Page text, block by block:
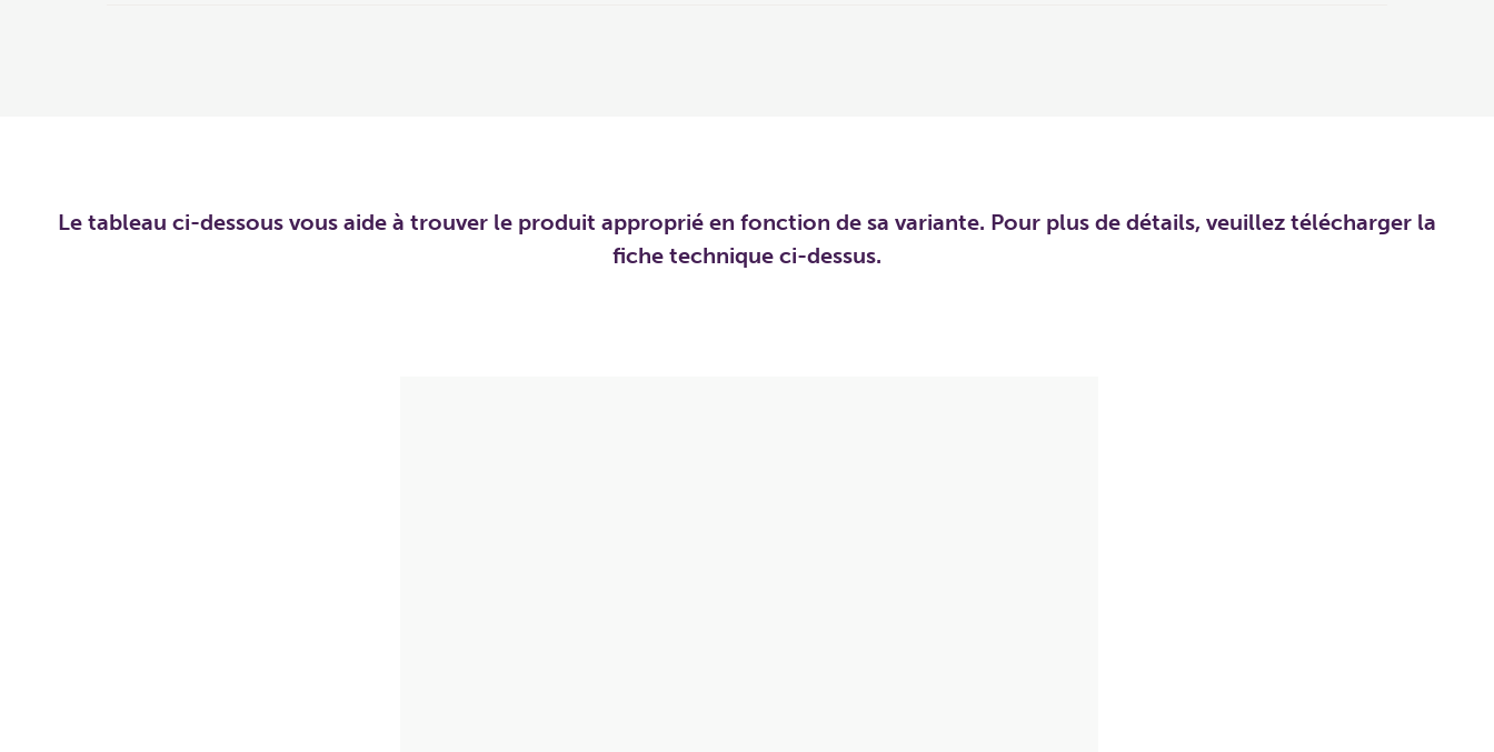
Le tableau ci-dessous vous aide à trouver le produit approprié en fonction de sa variante. Pour plus de détails, veuillez télécharger la
fiche technique ci-dessus.